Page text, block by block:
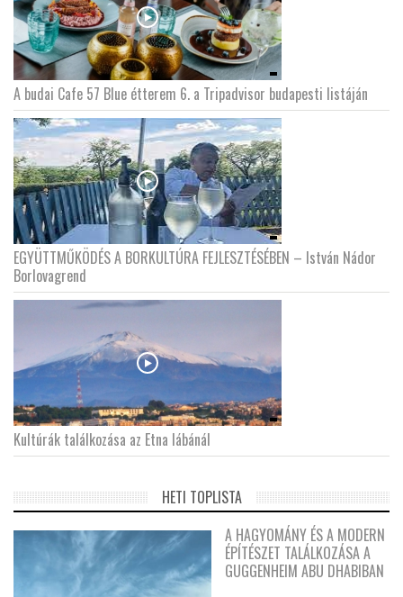
A budai Cafe 57 Blue étterem 6. a Tripadvisor budapesti listáján
EGYÜTTMŰKÖDÉS A BORKULTÚRA FEJLESZTÉSÉBEN – István Nádor
Borlovagrend
Kultúrák találkozása az Etna lábánál
HETI TOPLISTA
A HAGYOMÁNY ÉS A MODERN
ÉPÍTÉSZET TALÁLKOZÁSA A
GUGGENHEIM ABU DHABIBAN